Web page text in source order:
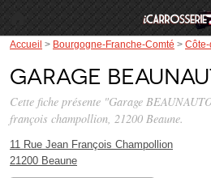
Accueil > Bourgogne-Franche-Comté > Côte-
Garage
Cette fiche présente "Garage
françois champollion, 21200 Beaune.
11 Rue Jean François Champollion
21200 Beaune